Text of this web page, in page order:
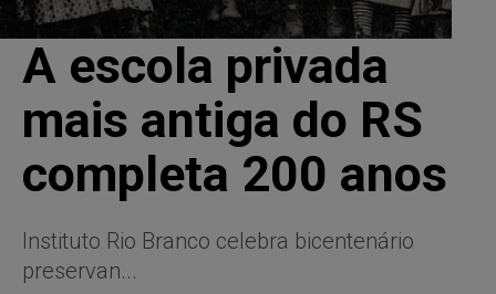
A escola privada
mais antiga do RS
completa 200 anos
Instituto Rio Branco celebra bicentenário
preservan...